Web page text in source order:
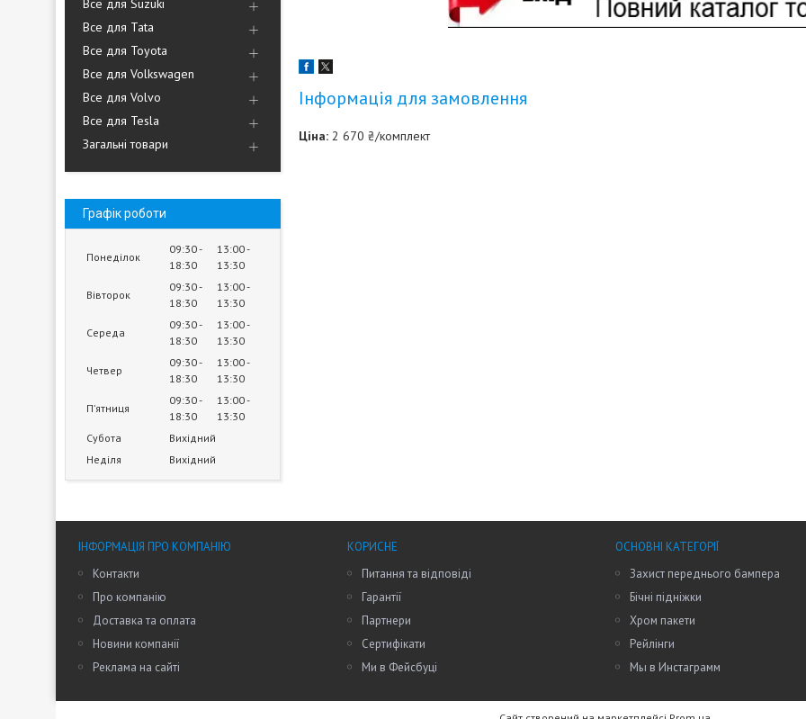
Все для Suzuki
Все для Tata
Все для Toyota
Все для Volkswagen
Все для Volvo
Все для Tesla
Загальні товари
Графік роботи
Понеділок
09:30
18:30
13:00
13:30
Вівторок
09:30
18:30
13:00
13:30
Середа
09:30
18:30
13:00
13:30
Четвер
09:30
18:30
13:00
13:30
Пʼятниця
09:30
18:30
13:00
13:30
Субота
Вихідний
Неділя
Вихідний
Інформація для замовлення
Ціна: 2 670 ₴/комплект
ІНФОРМАЦІЯ ПРО КОМПАНІЮ
Контакти
Про компанію
Доставка та оплата
Новини компанії
Реклама на сайті
КОРИСНЕ
Питання та відповіді
Гарантії
Партнери
Сертифікати
Ми в Фейсбуці
ОСНОВНІ КАТЕГОРІЇ
Захист переднього бампера
Бічні підніжки
Хром пакети
Рейлінги
Мы в Инстаграмм